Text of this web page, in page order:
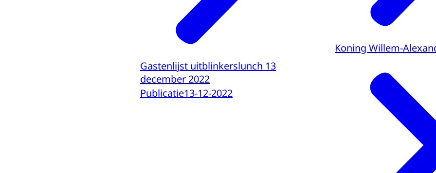
Gastenlijst uitblinkerslunch 13
december 2022
Publicatie13-12-2022
Koning Willem-